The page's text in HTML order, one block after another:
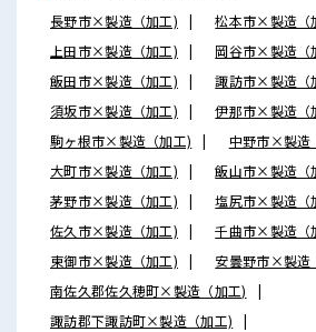
長野市×製造（加工)
松本市×製造（
上田市×製造（加工)
岡谷市×製造（
飯田市×製造（加工)
諏訪市×製造（
須坂市×製造（加工)
伊那市×製造（
駒ヶ根市×製造（加工)
中野市×製造
大町市×製造（加工)
飯山市×製造（
茅野市×製造（加工)
塩尻市×製造（
佐久市×製造（加工)
千曲市×製造（
東御市×製造（加工)
安曇野市×製造
南佐久郡佐久穂町×製造（加工)
諏訪郡下諏訪町×製造（加工)